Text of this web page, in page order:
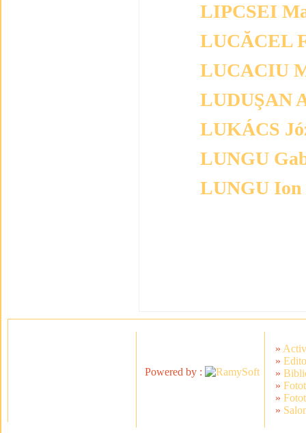
LIPCSEI
LUCĂCEL
LUCACIU
LUDUŞAN
LUKÁCS
LUNGU
LUNGU Ion
Powered by :
»
»
»
»
»
»